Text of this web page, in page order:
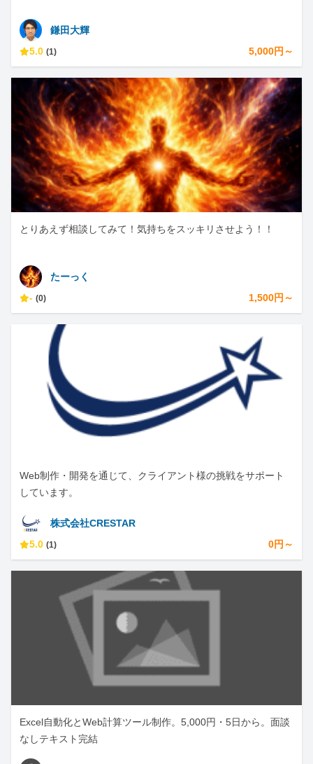
鎌田大輝
5.0 (1) 5,000円～
とりあえず相談してみて！気持ちをスッキリさせよう！！
たーっく
- (0) 1,500円～
Web制作・開発を通じて、クライアント様の挑戦をサポート
しています。
株式会社CRESTAR
5.0 (1) 0円～
Excel自動化とWeb計算ツール制作。5,000円・5日から。面談
なしテキスト完結